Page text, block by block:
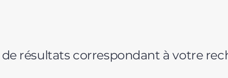
résultats correspondant à votre